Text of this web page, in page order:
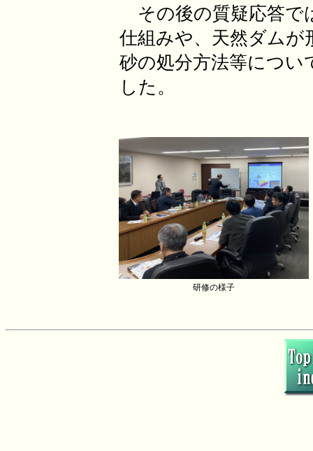
その後の質疑応答で
仕組みや、天然ダムが
砂の処分方法等につい
した。
研修の様子